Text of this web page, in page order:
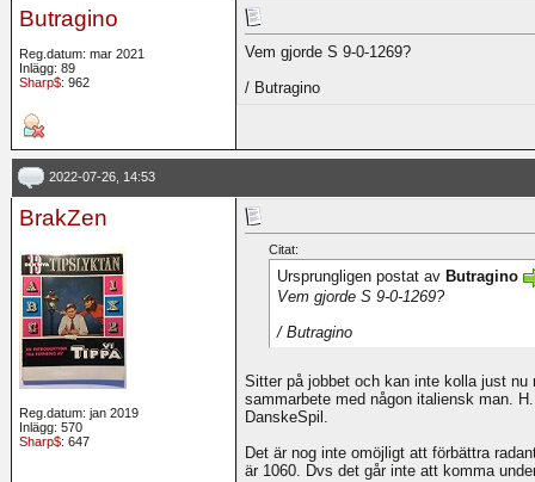
Butragino
Reg.datum: mar 2021
Inlägg: 89
Sharp$: 962
Vem gjorde S 9-0-1269?
/ Butragino
2022-07-26, 14:53
BrakZen
Reg.datum: jan 2019
Inlägg: 570
Sharp$: 647
Citat:
Ursprungligen postat av Butragino
Vem gjorde S 9-0-1269?
/ Butragino
Sitter på jobbet och kan inte kolla just
sammarbete med någon italiensk man.
DanskeSpil.
Det är nog inte omöjligt att förbättra
är 1060. Dvs det går inte att komma